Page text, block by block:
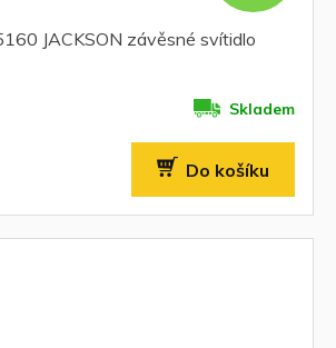
JACKSON závěsné svítidlo
Skladem
Do košíku